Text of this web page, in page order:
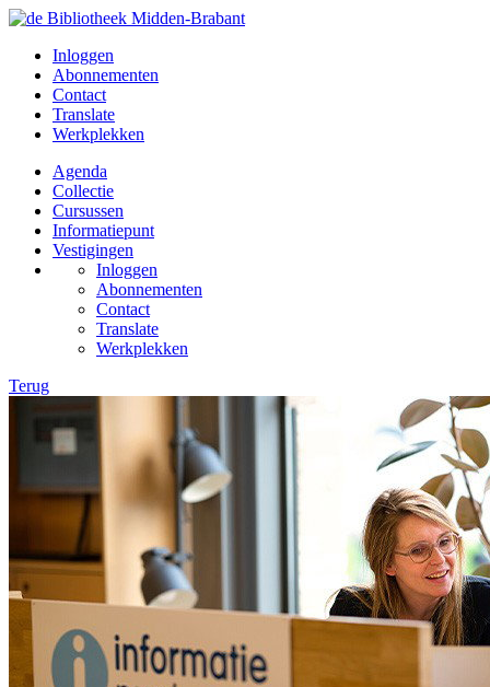
Inloggen
Abonnementen
Contact
Translate
Werkplekken
Agenda
Collectie
Cursussen
Informatiepunt
Vestigingen
Inloggen
Abonnementen
Contact
Translate
Werkplekken
Terug